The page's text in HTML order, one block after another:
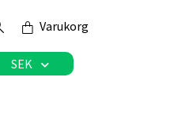
Varukorg
SEK